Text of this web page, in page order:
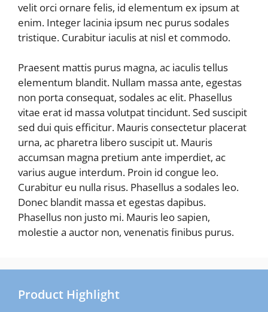
velit orci ornare felis, id elementum ex ipsum at
enim. Integer lacinia ipsum nec purus sodales
tristique. Curabitur iaculis at nisl et commodo.
Praesent mattis purus magna, ac iaculis tellus
elementum blandit. Nullam massa ante, egestas
non porta consequat, sodales ac elit. Phasellus
vitae erat id massa volutpat tincidunt. Sed suscipit
sed dui quis efficitur. Mauris consectetur placerat
urna, ac pharetra libero suscipit ut. Mauris
accumsan magna pretium ante imperdiet, ac
varius augue interdum. Proin id congue leo.
Curabitur eu nulla risus. Phasellus a sodales leo.
Donec blandit massa et egestas dapibus.
Phasellus non justo mi. Mauris leo sapien,
molestie a auctor non, venenatis finibus purus.
Product Highlight